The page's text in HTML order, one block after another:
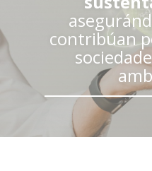
contribúan